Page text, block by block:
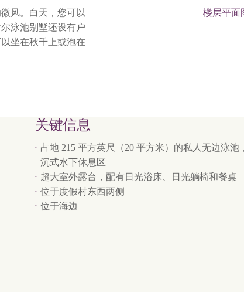
风。白天，您可以
泳池别墅还设有户
坐在秋千上或泡在
楼层平面
关键信息
占地 215 平方英尺（20 平方米）的私人无边泳池
沉式水下休息区
超大室外露台，配有日光浴床、日光躺椅和餐桌
位于度假村东西两侧
位于海边